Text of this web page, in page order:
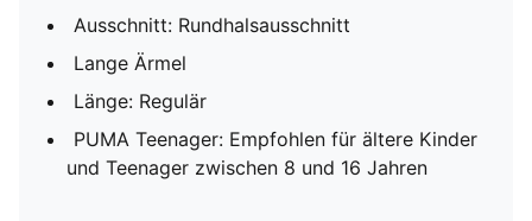
Ausschnitt: Rundhalsausschnitt
Lange Ärmel
Länge: Regulär
PUMA Teenager: Empfohlen für ältere Kinder
und Teenager zwischen 8 und 16 Jahren